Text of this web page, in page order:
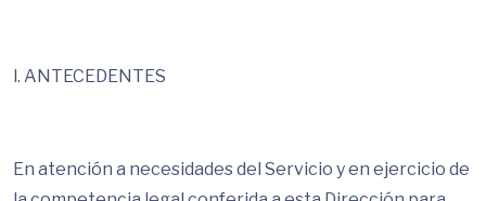
l. ANTECEDENTES
En atención a necesidades del Servicio y en ejercicio de